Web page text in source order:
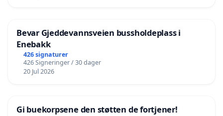
Bevar Gjeddevannsveien bussholdeplass i
Enebakk
426 signaturer
426 Signeringer / 30 dager
20 Jul 2026
Gi buekorpsene den støtten de fortjener!